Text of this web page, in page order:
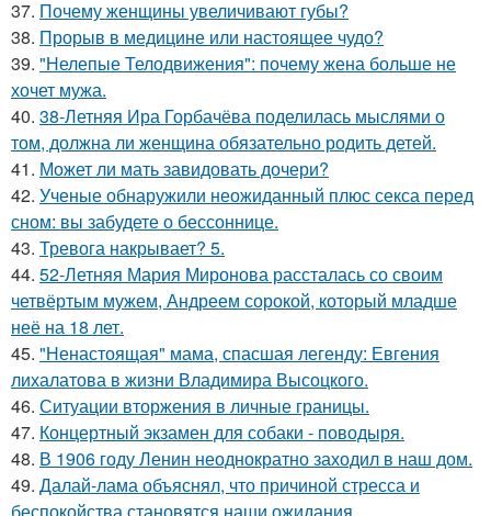
37. Почему женщины увеличивают губы?
38. Прорыв в медицине или настоящее чудо?
39. "Нелепые Телодвижения": почему жена больше не
хочет мужа.
40. 38-Летняя Ира Горбачёва поделилась мыслями о
том, должна ли женщина обязательно родить детей.
41. Может ли мать завидовать дочери?
42. Ученые обнаружили неожиданный плюс секса перед
сном: вы забудете о бессоннице.
43. Тревога накрывает? 5.
44. 52-Летняя Мария Миронова рассталась со своим
четвёртым мужем, Андреем сорокой, который младше
неё на 18 лет.
45. "Ненастоящая" мама, спасшая легенду: Евгения
лихалатова в жизни Владимира Высоцкого.
46. Ситуации вторжения в личные границы.
47. Концертный экзамен для собаки - поводыря.
48. В 1906 году Ленин неоднократно заходил в наш дом.
49. Далай-лама объяснял, что причиной стресса и